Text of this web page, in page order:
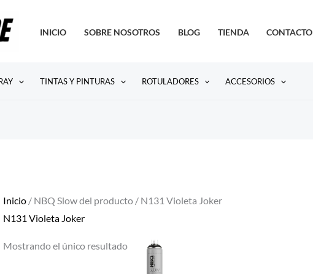
INICIO SOBRE NOSOTROS BLOG TIENDA CONTACTO
TINTAS Y PINTURAS ROTULADORES ACCESORIOS
Inicio/ NBQ Slow del producto / N131 Violeta Joker
N131 Violeta Joker
Mostrando el único resultado